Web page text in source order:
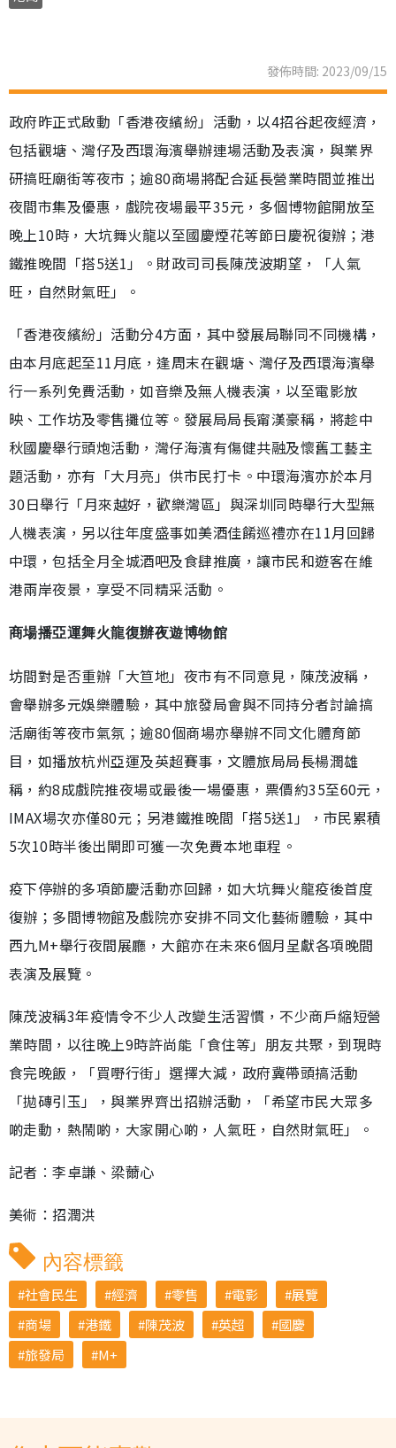
發佈時間: 2023/09/15
政府昨正式啟動「香港夜繽紛」活動，以4招谷起夜經濟，
包括觀塘、灣仔及西環海濱舉辦連場活動及表演，與業界
研搞旺廟街等夜市；逾80商場將配合延長營業時間並推出
夜間市集及優惠，戲院夜場最平35元，多個博物館開放至
晚上10時，大坑舞火龍以至國慶煙花等節日慶祝復辦；港
鐵推晚間「搭5送1」。財政司司長陳茂波期望，「人氣
旺，自然財氣旺」。
「香港夜繽紛」活動分4方面，其中發展局聯同不同機構，
由本月底起至11月底，逢周末在觀塘、灣仔及西環海濱舉
行一系列免費活動，如音樂及無人機表演，以至電影放
映、工作坊及零售攤位等。發展局局長甯漢豪稱，將趁中
秋國慶舉行頭炮活動，灣仔海濱有傷健共融及懷舊工藝主
題活動，亦有「大月亮」供市民打卡。中環海濱亦於本月
30日舉行「月來越好，歡樂灣區」與深圳同時舉行大型無
人機表演，另以往年度盛事如美酒佳餚巡禮亦在11月回歸
中環，包括全月全城酒吧及食肆推廣，讓市民和遊客在維
港兩岸夜景，享受不同精采活動。
商場播亞運舞火龍復辦夜遊博物館
坊間對是否重辦「大笪地」夜市有不同意見，陳茂波稱，
會舉辦多元娛樂體驗，其中旅發局會與不同持分者討論搞
活廟街等夜市氣氛；逾80個商場亦舉辦不同文化體育節
目，如播放杭州亞運及英超賽事，文體旅局局長楊潤雄
稱，約8成戲院推夜場或最後一場優惠，票價約35至60元，
IMAX場次亦僅80元；另港鐵推晚間「搭5送1」，市民累積
5次10時半後出閘即可獲一次免費本地車程。
疫下停辦的多項節慶活動亦回歸，如大坑舞火龍疫後首度
復辦；多間博物館及戲院亦安排不同文化藝術體驗，其中
西九M+舉行夜間展廳，大館亦在未來6個月呈獻各項晚間
表演及展覽。
陳茂波稱3年疫情令不少人改變生活習慣，不少商戶縮短營
業時間，以往晚上9時許尚能「食住等」朋友共聚，到現時
食完晚飯，「買嘢行街」選擇大減，政府冀帶頭搞活動
「拋磚引玉」，與業界齊出招辦活動，「希望市民大眾多
啲走動，熱鬧啲，大家開心啲，人氣旺，自然財氣旺」。
記者︰李卓謙、梁薾心
美術：招潤洪
內容標籤
社會民生 經濟 零售 電影
展覽
商場
港鐵 陳茂波 英超
國慶
旅發局
M+